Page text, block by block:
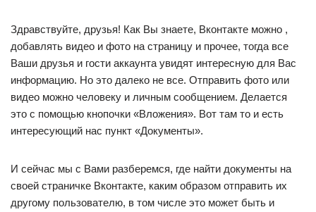
Здравствуйте, друзья! Как Вы знаете, Вконтакте можно ,
добавлять видео и фото на страницу и прочее, тогда все
Ваши друзья и гости аккаунта увидят интересную для Вас
информацию. Но это далеко не все. Отправить фото или
видео можно человеку и личным сообщением. Делается
это с помощью кнопочки «Вложения». Вот там то и есть
интересующий нас пункт «Документы».
И сейчас мы с Вами разберемся, где найти документы на
своей страничке Вконтакте, каким образом отправить их
другому пользователю, в том числе это может быть и